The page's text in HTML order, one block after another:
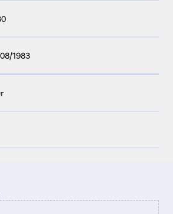
1983